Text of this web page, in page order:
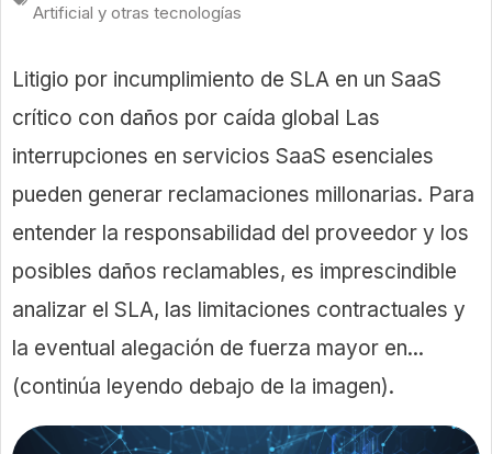
Artificial y otras tecnologías
Litigio por incumplimiento de SLA en un SaaS
crítico con daños por caída global Las
interrupciones en servicios SaaS esenciales
pueden generar reclamaciones millonarias. Para
entender la responsabilidad del proveedor y los
posibles daños reclamables, es imprescindible
analizar el SLA, las limitaciones contractuales y
la eventual alegación de fuerza mayor en...
(continúa leyendo debajo de la imagen).